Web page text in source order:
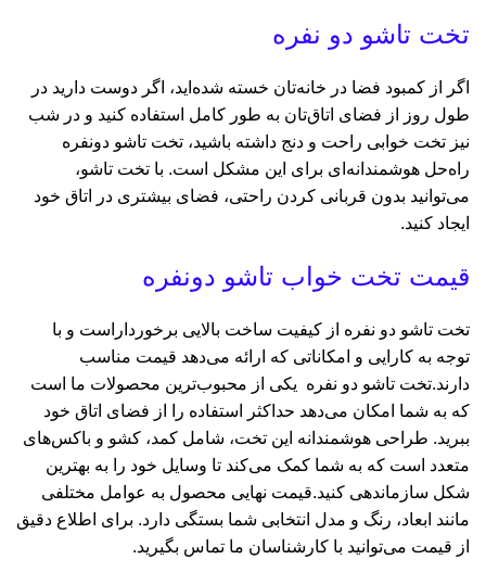
تخت تاشو دو نفره
اگر از کمبود فضا در خانه‌تان خسته شده‌اید، اگر دوست دارید در
طول روز از فضای اتاق‌تان به طور کامل استفاده کنید و در شب
نیز تخت خوابی راحت و دنج داشته باشید، تخت تاشو دونفره
راه‌حل هوشمندانه‌ای برای این مشکل است. با تخت تاشو،
می‌توانید بدون قربانی کردن راحتی، فضای بیشتری در اتاق خود
ایجاد کنید.
قیمت تخت خواب تاشو دونفره
تخت‌ تاشو دو نفره از کیفیت ساخت بالایی برخورداراست و با
توجه به کارایی و امکاناتی که ارائه می‌دهد قیمت مناسب
دارند.تخت تاشو دو نفره یکی از محبوب‌ترین محصولات ما است
که به شما امکان می‌دهد حداکثر استفاده را از فضای اتاق خود
ببرید. طراحی هوشمندانه این تخت، شامل کمد، کشو و باکس‌های
متعدد است که به شما کمک می‌کند تا وسایل خود را به بهترین
شکل سازماندهی کنید.قیمت نهایی محصول به عوامل مختلفی
مانند ابعاد، رنگ و مدل انتخابی شما بستگی دارد. برای اطلاع دقیق
از قیمت می‌توانید با کارشناسان ما تماس بگیرید.